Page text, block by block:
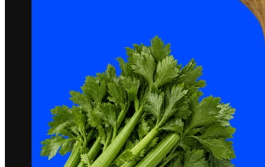
Square Reader
Accesorios
Kits
Todos los dispositivos
Recursos